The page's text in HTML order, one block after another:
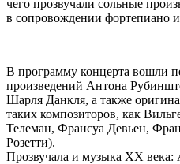
чего прозвучали сольные
в сопровождении фортепиано
В программу концерта вошли
произведений Антона
Шарля Данкля, а также
таких композиторов, как
Телеман, Франсуа Девьен,
Розетти).
Прозвучала и музыка XX